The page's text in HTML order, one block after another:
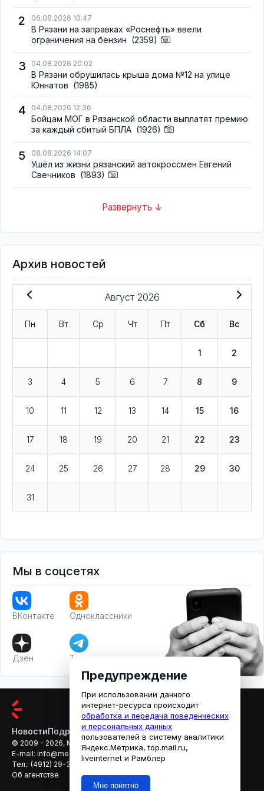
2 06.08.2026 10:47
В Рязани на заправках «Роснефть» ввели
ограничения на бензин (2359)
3 04.08.2026 20:02
В Рязани обрушилась крыша дома №12 на улице
Юннатов (1985)
4 04.08.2026 12:36
Бойцам МОГ в Рязанской области выплатят премию
за каждый сбитый БПЛА (1926)
5 08.08.2026 14:07
Ушёл из жизни рязанский автокроссмен Евгений
Свечников (1893)
Развернуть ↓
Архив новостей
Август 2026
Пн Вт Ср Чт Пт Сб Вс
1 2
3 4 5 6 7 8 9
10 11 12 13 14 15 16
17 18 19 20 21 22 23
24 25 26 27 28 29 30
31
Мы в соцсетях
ВКонтакте Одноклассники
Дзен Телеграм
НовостиПодробностиАфишаКино
© 2009 - 2026, МЕДИАРЯЗАНЬ
E-mail: info@mediaryazan.ru
reklama@mediaryazan.ru
Тел.: (4912) 29-33-66
Об агентстве
Предупреждение
При использовании данного
интернет-ресурса происходит
обработка и передача поведенческих
и персональных данных
пользователей в систему аналитики
Яндекс.Метрика, top.mail.ru,
liveinternet и Рамблер
Мне понятно